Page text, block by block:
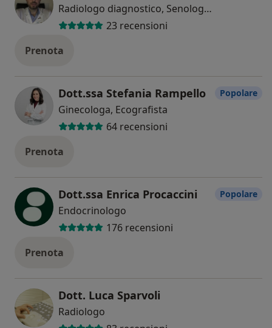
Radiologo diagnostico, Senologo, Ecografista
23 recensioni
Prenota
Dott.ssa Stefania Rampello
Ginecologa, Ecografista
64 recensioni
Popolare
Prenota
Dott.ssa Enrica Procaccini
Endocrinologo
176 recensioni
Popolare
Prenota
Dott. Luca Sparvoli
Radiologo